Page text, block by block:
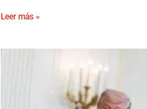
Leer más »